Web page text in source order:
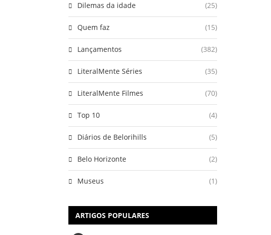
Dilemas da idade (25)
Quem faz (15)
Lançamentos (382)
LiteralMente Séries (35)
LiteralMente Filmes (70)
Top 10 (4)
Diários de Belorihills (5)
Belo Horizonte (2)
Museus (1)
ARTIGOS POPULARES